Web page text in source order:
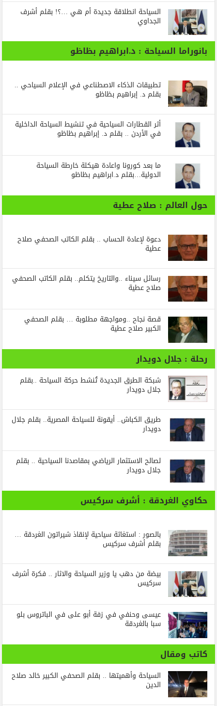
السياحة انطلاقة جديدة أم هي …؟! بقلم أشرف
الجداوي
بانوراما السياحة : د.ابراهيم بظاظو
تطبيقات الذكاء الاصطناعي في الإعلام السياحي ..
بقلم د. إبراهيم بظاظو
أثر القطارات السياحية في تنشيط السياحة الداخلية
في الأردن .. بقلم د. إبراهيم بظاظو
ما بعد كورونا واعادة هيكلة خارطة السياحة
الدولية…بقلم د.ابراهيم بظاظو
حول العالم : صلاح عطية
دعوة لإعادة الحساب .. بقلم الكاتب الصحفي صلاح
عطية
رسائل‭ ‬سيناء‭.. ‬والتاريخ‭ ‬يتكلم.. بقلم الكاتب الصحفي
صلاح عطية
قصة نجاح ..ومواجهة مطلوبة … بقلم الصحفي
الكبير صلاح عطية
رحلة : جلال دويدار
شبكة الطرق الجديدة تُنشط حركة السياحة ..بقلم
جلال دويدار
طريق الكباش.. أيقونة للسياحة المصرية.. بقلم جلال
دويدار
لصالح الاستثمار الرياضي بمقاصدنا السياحية .. بقلم
جلال دويدار
حكاوي الغردقة : أشرف سركيس
بالصور : استغاثة سياحية لإنقاذ شيراتون الغردقة …
بقلم أشرف سركيس
بيضة من دهب يا وزير السياحة والاثار .. فكرة أشرف
سركيس
عيسى وحنفي في زفة أبو على في الباتروس بلو
سبا بالغردقة
كاتب ومقال
السياحة وأهميتها .. بقلم الصحفي الكبير خالد صلاح
الدين